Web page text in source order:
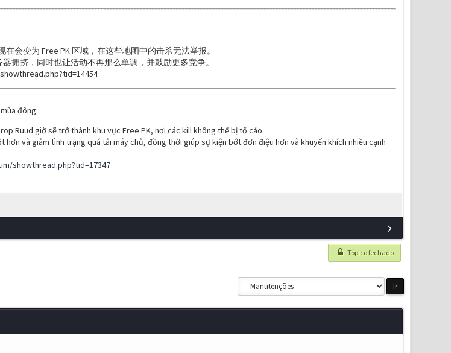
会变为 Free PK 区域，在这些地图中的击杀无法举报。
拥挤，同时也让活动不再那么单调，并鼓励更多竞争。
đông:
Ruud giờ sẽ trở thành khu vực Free PK, nơi các kill không thể bị tố cáo.
và giảm tình trạng quá tải máy chủ, đồng thời giúp sự kiện bớt đơn điệu hơn và khuyến khích nhiều cạnh
showthread.php?tid=17347
Tópico fechado